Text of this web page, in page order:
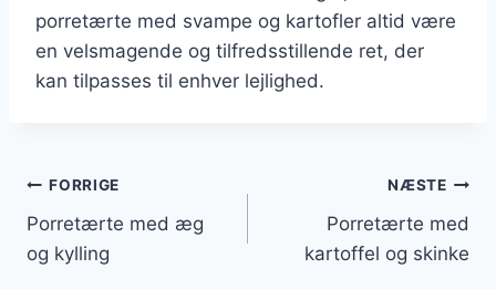
porretærte med svampe og kartofler altid være
en velsmagende og tilfredsstillende ret, der
kan tilpasses til enhver lejlighed.
Indlægsnavigation
FORRIGE
Porretærte med æg
og kylling
NÆSTE
Porretærte med
kartoffel og skinke